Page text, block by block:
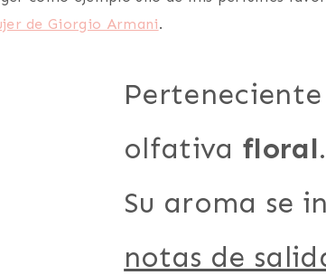
de Giorgio Armani.
olfativa floral.
Su aroma se
notas de